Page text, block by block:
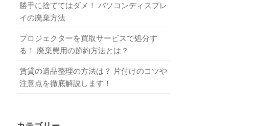
勝手に捨ててはダメ！ パソコンディスプレ
イの廃棄方法
プロジェクターを買取サービスで処分す
る！ 廃棄費用の節約方法とは？
賃貸の遺品整理の方法は？ 片付けのコツや
注意点を徹底解説します！